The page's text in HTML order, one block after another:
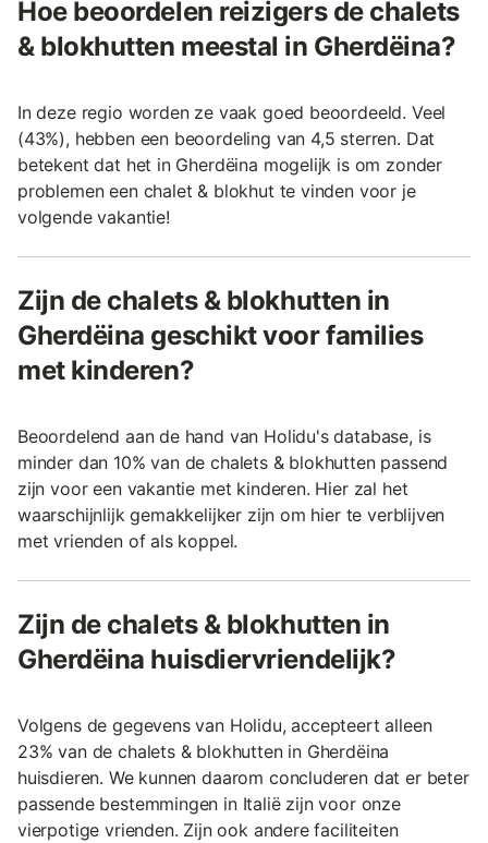
Hoe beoordelen reizigers de chalets
& blokhutten meestal in Gherdëina?
In deze regio worden ze vaak goed beoordeeld. Veel
(43%), hebben een beoordeling van 4,5 sterren. Dat
betekent dat het in Gherdëina mogelijk is om zonder
problemen een chalet & blokhut te vinden voor je
volgende vakantie!
Zijn de chalets & blokhutten in
Gherdëina geschikt voor families
met kinderen?
Beoordelend aan de hand van Holidu's database, is
minder dan 10% van de chalets & blokhutten passend
zijn voor een vakantie met kinderen. Hier zal het
waarschijnlijk gemakkelijker zijn om hier te verblijven
met vrienden of als koppel.
Zijn de chalets & blokhutten in
Gherdëina huisdiervriendelijk?
Volgens de gegevens van Holidu, accepteert alleen
23% van de chalets & blokhutten in Gherdëina
huisdieren. We kunnen daarom concluderen dat er beter
passende bestemmingen in Italië zijn voor onze
vierpotige vrienden. Zijn ook andere faciliteiten